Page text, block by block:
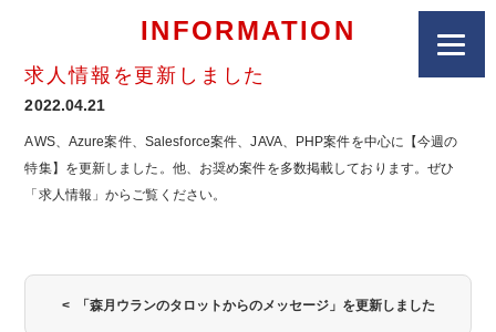
INFORMATION
求人情報を更新しました
2022.04.21
AWS、Azure案件、Salesforce案件、JAVA、PHP案件を中心に【今週の
特集】を更新しました。他、お奨め案件を多数掲載しております。ぜひ
「求人情報」からご覧ください。
< 「森月ウランのタロットからのメッセージ」を更新しました